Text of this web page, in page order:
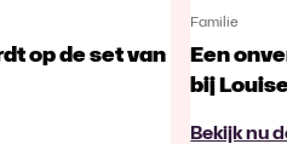
op de set van
Familie
Een
bij
Bekijk nu